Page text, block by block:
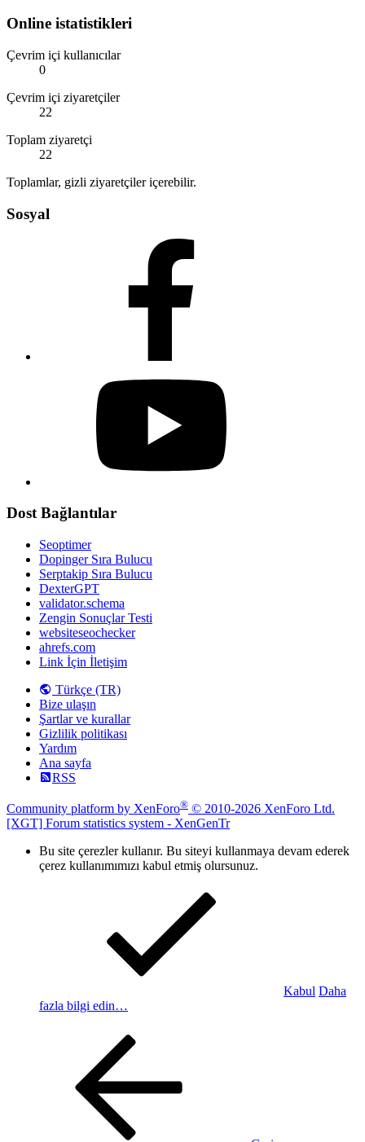
Online istatistikleri
Çevrim içi kullanıcılar
0
Çevrim içi ziyaretçiler
22
Toplam ziyaretçi
22
Toplamlar, gizli ziyaretçiler içerebilir.
Sosyal
Dost Bağlantılar
Seoptimer
Dopinger Sıra Bulucu
Serptakip Sıra Bulucu
DexterGPT
validator.schema
Zengin Sonuçlar Testi
websiteseochecker
ahrefs.com
Link İçin İletişim
Türkçe (TR)
Bize ulaşın
Şartlar ve kurallar
Gizlilik politikası
Yardım
Ana sayfa
RSS
Community platform by XenForo® © 2010-2026 XenForo Ltd.
[XGT] Forum statistics system - XenGenTr
Bu site çerezler kullanır. Bu siteyi kullanmaya devam ederek
çerez kullanımımızı kabul etmiş olursunuz.
Kabul Daha
fazla bilgi edin…